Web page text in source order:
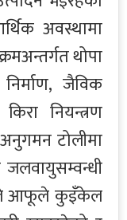
अवस्थामा
थोपा
निर्माण, जैविक
नियन्त्रण
टोलीमा
जलवायुसम्वन्धी
आफूले कुइँकेल